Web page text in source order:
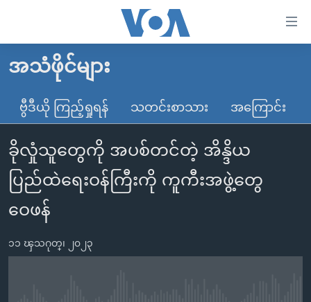
လွယ်ကူ
သည့်
Link
များ
ပင်မ
အကြောင်းအရာ
ကျော်
ကြည့်
မူလစာမျက်နှာ
မြန်မာ
ကမ္ဘာ့သတင်းများ
နိုင်ငံတကာ
အမေရိကန်
တရုတ်
အစ္စရေး-ပါလက်စတိုင်း
ဗွီဒီယို
သတင်းလွတ်လပ်ခွင့်
ရပ်ဝန်းတခု လမ်းတခု အလွန်
အင်္ဂလိပ်စာလေ့လာမယ်
အမေရိကန်သုံးအီဒီယံ
အပတ်စဉ်ကဏ္ဍများ
အသံဖိုင်များ
ဗွီဒီယို ကြည့်ရှုရန် သတင်းစာသား အကြောင်း
ခိုလှုံသူတွေကို အပစ်တင်တဲ့ အိန္ဒိယ
ပြည်ထဲရေးဝန်ကြီးကို ကူကီးအဖွဲ့တွေ
ဝေဖန်
၁၁ ၾသဂုတ္၊ ၂၀၂၃